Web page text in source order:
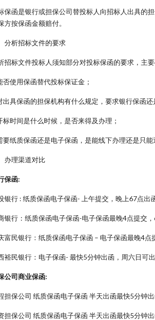
保函是银行或担保公司替投标人向招标人出具的
方按保函金额赔付。
分析招标文件的要求
招标文件投标人须知部分对投标保函的要求，主要
否使用保函替代投标保证金；
出具保函的担保机构有什么规定，要求银行保函还
标时间是什么时候，是否来得及办理；
要纸质保函还是电子保函，是能线下办理还是只能
办理渠道对比
保函:
银行 : 纸质保函电子保函- 上午提交，晚上67点
银行：纸质保函电子保函-电子保函最晚4点提交
富民银行：纸质保函电子保函 – 电子保函最晚4
裕民银行：电子保函- 最快5分钟出函，周六日可
公司商业保函:
担保公司 纸质保函电子保函 半天出函最快5分钟
担保公司 纸质保函电子保函 半天出函最快5分钟